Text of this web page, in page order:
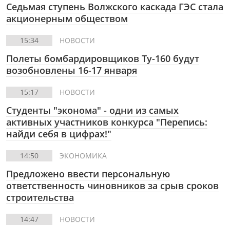
Cедьмая ступень Волжского каскада ГЭС стала
акционерным обществом
15:34 НОВОСТИ
Полеты бомбардировщиков Ту-160 будут
возобновлены 16-17 января
15:17 НОВОСТИ
Студенты "эконома" - одни из самых
активных участников конкурса "Перепись:
найди себя в цифрах!"
14:50 ЭКОНОМИКА
Предложено ввести персональную
ответственность чиновников за срыв сроков
строительства
14:47 НОВОСТИ